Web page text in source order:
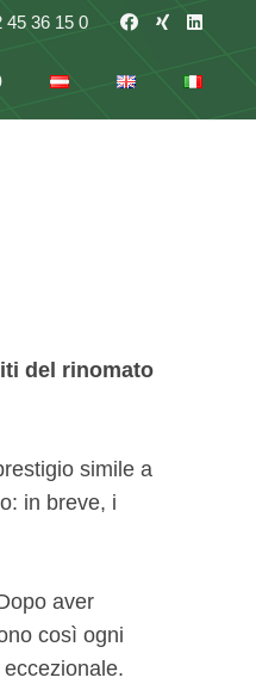
45 36 15 0
del rinomato
simile a
in breve, i
aver
così ogni